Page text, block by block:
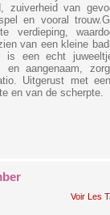
zuiverheid van
en vooral
verdieping,
van een kleine
is een echt
en aangenaam,
Uitgerust met
en van de scherpte.
Voir Les